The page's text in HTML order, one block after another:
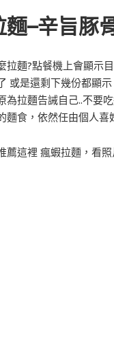
麵–辛旨豚
拉麵?點餐機上會顯示
或是還剩下幾份都顯示
為拉麵告誡自己..不要
麵食，依然任由個人喜
薦這裡 瘋蝦拉麵，看照